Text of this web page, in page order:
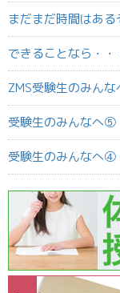
まだまだ時間はある
できることなら・・
ZMS受験生のみんな
受験生のみんなへ⑤
受験生のみんなへ④